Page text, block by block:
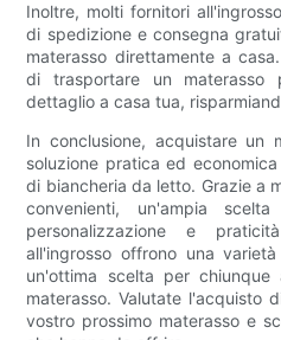
Inoltre, molti fornitori
di spedizione e consegna
materasso direttamente a
di trasportare un
dettaglio a casa tua,
In conclusione, acquistare un
soluzione pratica ed
di biancheria da letto. Grazie a
convenienti, un'ampia
personalizzazione e
all'ingrosso offrono una
un'ottima scelta per
materasso. Valutate l'acquisto
vostro prossimo materasso e